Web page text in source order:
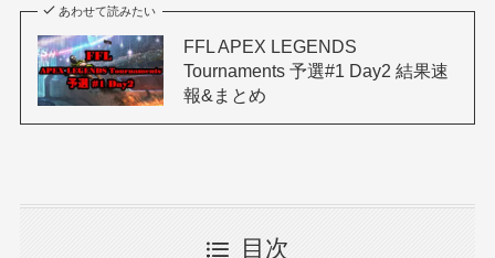
あわせて読みたい
FFL APEX LEGENDS
Tournaments 予選#1 Day2 結果速
報&まとめ
目次